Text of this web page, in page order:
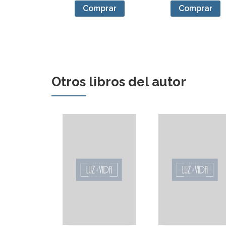
Comprar Comprar
Otros libros del autor